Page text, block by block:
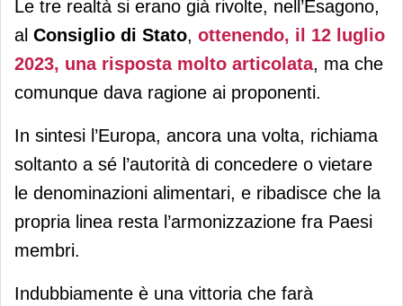
Le tre realtà si erano già rivolte, nell’Esagono,
al Consiglio di Stato, ottenendo, il 12 luglio
2023, una risposta molto articolata, ma che
comunque dava ragione ai proponenti.
In sintesi l’Europa, ancora una volta, richiama
soltanto a sé l’autorità di concedere o vietare
le denominazioni alimentari, e ribadisce che la
propria linea resta l’armonizzazione fra Paesi
membri.
Indubbiamente è una vittoria che farà